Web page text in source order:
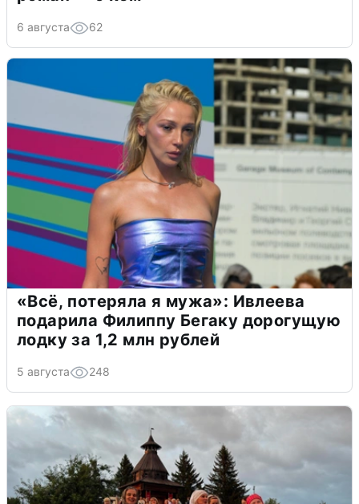
6 августа 62
«Всё, потеряла я мужа»: Ивлеева
подарила Филиппу Бегаку дорогущую
лодку за 1,2 млн рублей
5 августа 248